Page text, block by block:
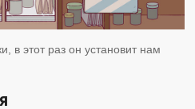
в этот раз он установит нам